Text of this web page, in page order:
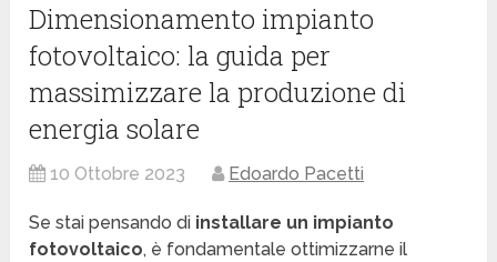
Dimensionamento impianto
fotovoltaico: la guida per
massimizzare la produzione di
energia solare
10 Ottobre 2023 Edoardo Pacetti
Se stai pensando di installare un impianto
fotovoltaico, è fondamentale ottimizzarne il